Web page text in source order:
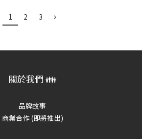
1 2 3
關於我們 👪
品牌故事
商業合作 (即將推出)